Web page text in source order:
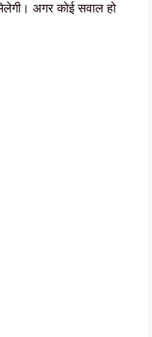
अगर कोई सवाल हो